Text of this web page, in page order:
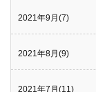
2021年9月(7)
2021年8月(9)
2021年7月(11)